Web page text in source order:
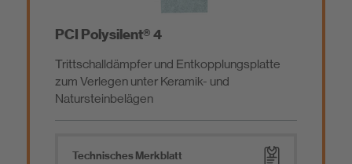
PCI Polysilent® 4
Trittschalldämpfer und Entkopplungsplatte
zum Verlegen unter Keramik- und
Natursteinbelägen
Technisches Merkblatt